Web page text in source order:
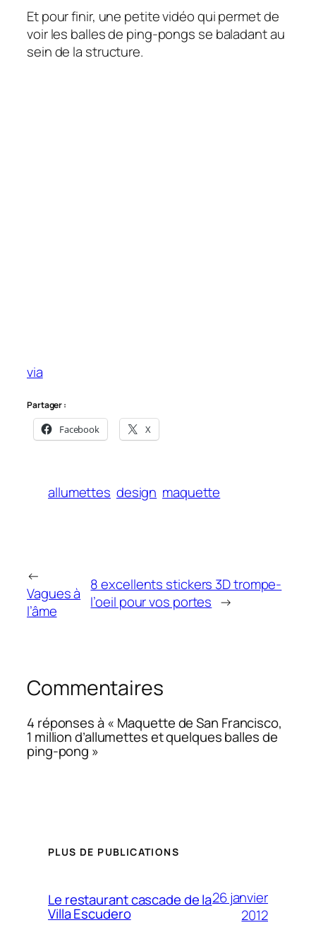
Et pour finir, une petite vidéo qui permet de
voir les balles de ping-pongs se baladant au
sein de la structure.
via
Partager :
Facebook X
allumettes design maquette
←
Vagues à
l’âme
8 excellents stickers 3D trompe-
l’oeil pour vos portes →
Commentaires
4 réponses à « Maquette de San Francisco,
1 million d’allumettes et quelques balles de
ping-pong »
PLUS DE PUBLICATIONS
Le restaurant cascade de la
Villa Escudero
26 janvier
2012